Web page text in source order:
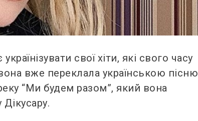
свої хіти, які свого часу
вже переклала українською пісню
“Ми будем разом”, який вона